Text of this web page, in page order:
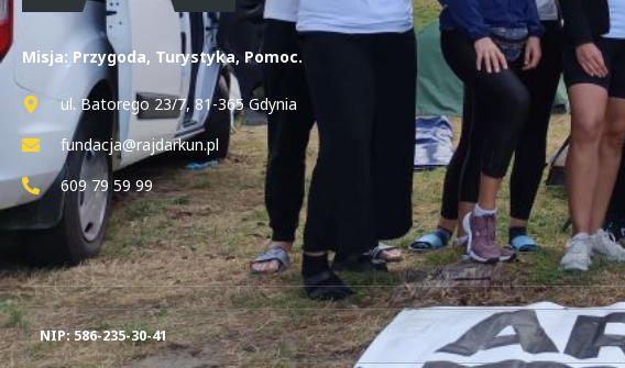
Misja: Przygoda, Turystyka, Pomoc.
ul. Batorego 23/7, 81-365 Gdynia
fundacja@rajdarkun.pl
609 79 59 99
NIP: 586-235-30-41